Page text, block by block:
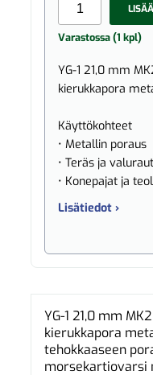
Varastossa (1 kpl)
YG-1 21,0 mm
kierukkapora
Käyttökohteet
• Metallin poraus
• Teräs ja
• Konepajat ja
Lisätiedot ›
YG-1 21,0 mm
kierukkapora
tehokkaaseen
morsekartiovarsi